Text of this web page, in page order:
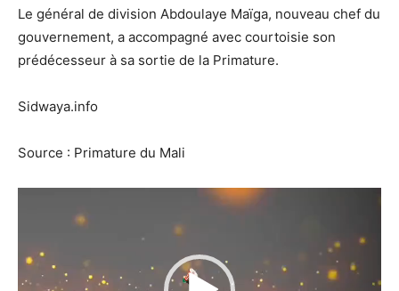
Le général de division Abdoulaye Maïga, nouveau chef du
gouvernement, a accompagné avec courtoisie son
prédécesseur à sa sortie de la Primature.
Sidwaya.info
Source : Primature du Mali
Lecteur